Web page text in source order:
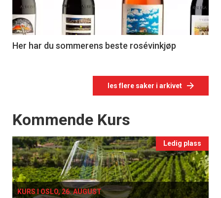
Her har du sommerens beste rosévinkjøp
les flere saker i arkivet
Events
Kommende Kurs
Ledig plass
KURS I OSLO, 26. AUGUST